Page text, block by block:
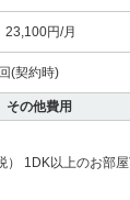
円/月
(契約時)
その他費用
） 1DK以上のお部屋